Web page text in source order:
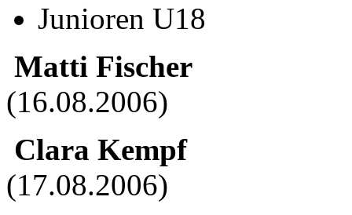
Junioren U18
Matti Fischer
(16.08.2006)
Clara Kempf
(17.08.2006)